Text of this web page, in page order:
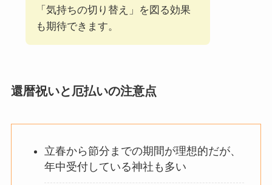
「気持ちの切り替え」を図る効果
も期待できます。
還暦祝いと厄払いの注意点
立春から節分までの期間が理想的だが、
年中受付している神社も多い